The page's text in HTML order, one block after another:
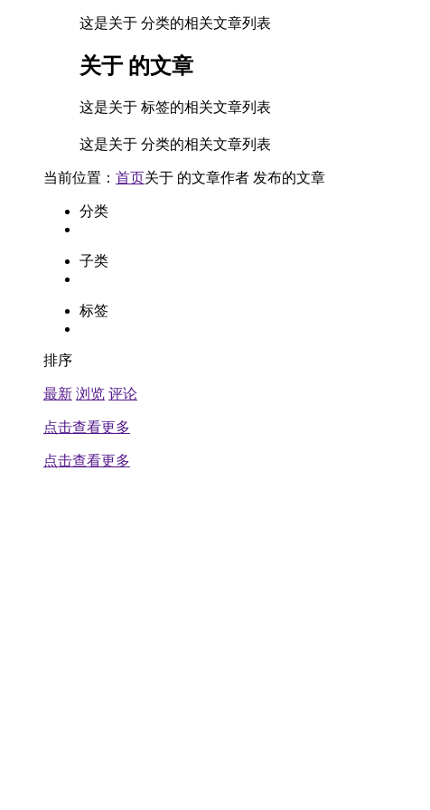
这是关于 分类的相关文章列表
关于 的文章
这是关于 标签的相关文章列表
这是关于 分类的相关文章列表
当前位置： 首页关于 的文章作者 发布的文章
分类
子类
标签
排序
最新 浏览 评论
点击查看更多
点击查看更多